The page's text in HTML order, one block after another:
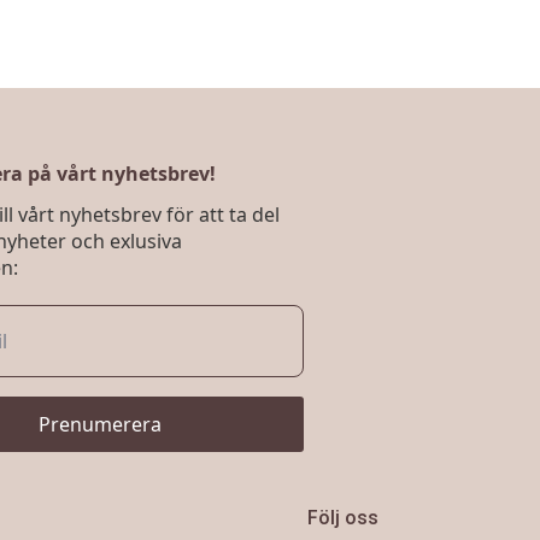
på vårt nyhetsbrev!
vårt nyhetsbrev för att ta del
och exlusiva
Prenumerera
Följ oss